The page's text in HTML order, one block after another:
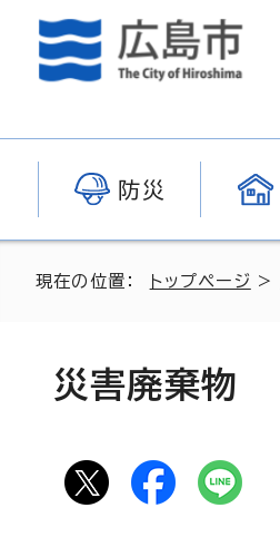
防災
現在の位置： トップページ >
災害廃棄物